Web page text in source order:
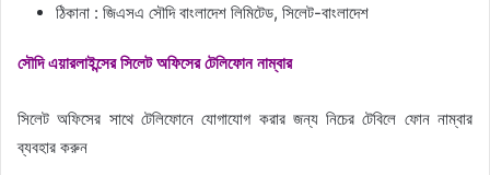
ঠিকানা : জিএসএ সৌদি বাংলাদেশ লিমিটেড, সিলেট-বাংলাদেশ
সৌদি এয়ারলাইন্সের সিলেট অফিসের টেলিফোন নাম্বার
সিলেট অফিসের সাথে টেলিফোনে যোগাযোগ করার জন্য নিচের টেবিলে ফোন নাম্বার
ব্যবহার করুন